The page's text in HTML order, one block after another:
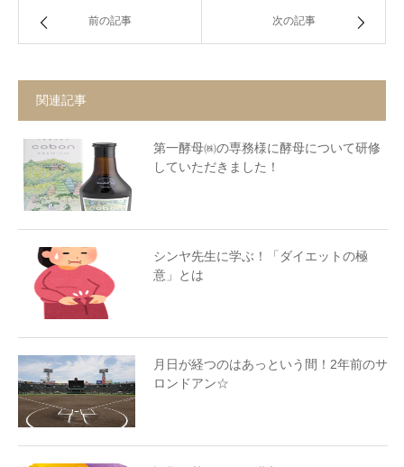
前の記事 次の記事
関連記事
第一酵母㈱の専務様に酵母について研修
していただきました！
シンヤ先生に学ぶ！「ダイエットの極
意」とは
月日が経つのはあっという間！2年前のサ
ロンドアン☆